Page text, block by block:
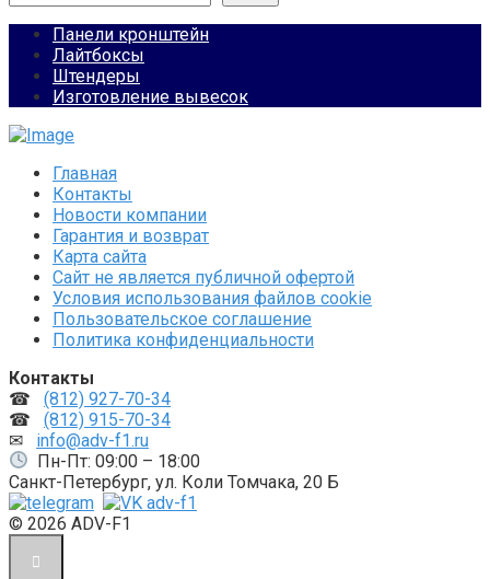
Панели кронштейн
Лайтбоксы
Штендеры
Изготовление вывесок
Главная
Контакты
Новости компании
Гарантия и возврат
Карта сайта
Сайт не является публичной офертой
Условия использования файлов cookie
Пользовательское соглашение
Политика конфиденциальности
Контакты
☎ (812) 927-70-34
☎ (812) 915-70-34
✉ info@adv-f1.ru
Пн-Пт: 09:00 – 18:00
Санкт-Петербург, ул. Коли Томчака, 20 Б
© 2026 ADV-F1